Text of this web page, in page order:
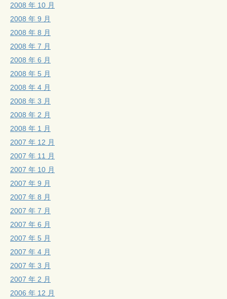
2008 年 10 月
2008 年 9 月
2008 年 8 月
2008 年 7 月
2008 年 6 月
2008 年 5 月
2008 年 4 月
2008 年 3 月
2008 年 2 月
2008 年 1 月
2007 年 12 月
2007 年 11 月
2007 年 10 月
2007 年 9 月
2007 年 8 月
2007 年 7 月
2007 年 6 月
2007 年 5 月
2007 年 4 月
2007 年 3 月
2007 年 2 月
2006 年 12 月